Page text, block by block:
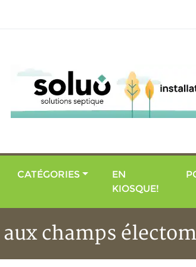
CATÉGORIES
EN
KIOSQUE!
champs